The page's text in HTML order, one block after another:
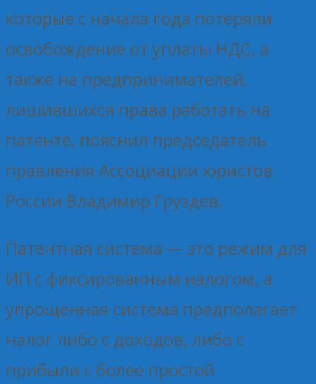
которые с начала года потеряли
освобождение от уплаты НДС, а
также на предпринимателей,
лишившихся права работать на
патенте, пояснил председатель
правления Ассоциации юристов
России Владимир Груздев.
Патентная система — это режим для
ИП с фиксированным налогом, а
упрощенная система предполагает
налог либо с доходов, либо с
прибыли с более простой